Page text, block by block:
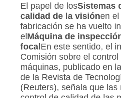
El papel de losSistemas
calidad de la visiónen el
fabricación se ha vuelto
elMáquina de
focalEn este sentido, el
Comisión sobre el
máquinas, publicado en
de la Revista de
(Reuters), señala que las